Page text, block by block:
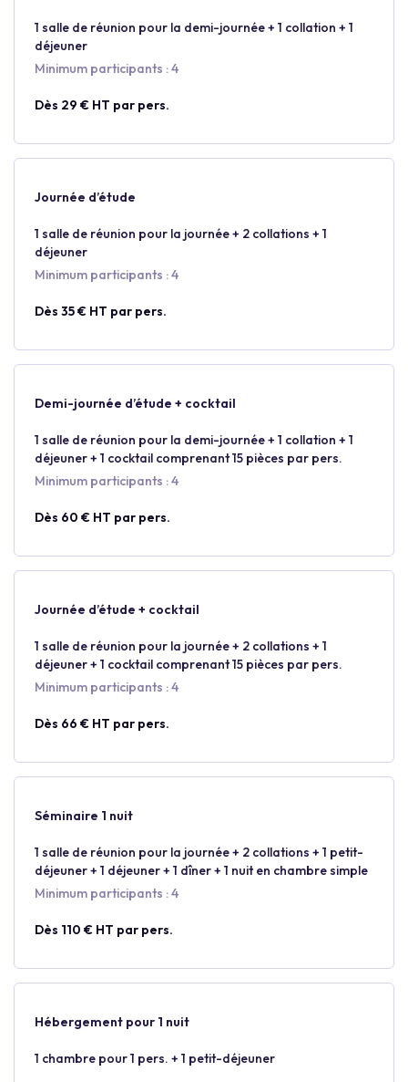
1 salle de réunion pour la demi-journée + 1 collation + 1
déjeuner
Minimum participants : 4
Dès 29 € HT par pers.
Journée d’étude
1 salle de réunion pour la journée + 2 collations + 1
déjeuner
Minimum participants : 4
Dès 35 € HT par pers.
Demi-journée d’étude + cocktail
1 salle de réunion pour la demi-journée + 1 collation + 1
déjeuner + 1 cocktail comprenant 15 pièces par pers.
Minimum participants : 4
Dès 60 € HT par pers.
Journée d’étude + cocktail
1 salle de réunion pour la journée + 2 collations + 1
déjeuner + 1 cocktail comprenant 15 pièces par pers.
Minimum participants : 4
Dès 66 € HT par pers.
Séminaire 1 nuit
1 salle de réunion pour la journée + 2 collations + 1 petit-
déjeuner + 1 déjeuner + 1 dîner + 1 nuit en chambre simple
Minimum participants : 4
Dès 110 € HT par pers.
Hébergement pour 1 nuit
1 chambre pour 1 pers. + 1 petit-déjeuner